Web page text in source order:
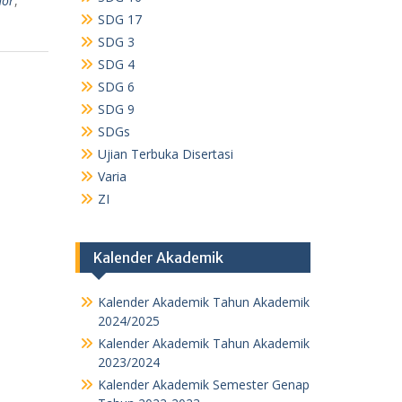
SDG 17
SDG 3
SDG 4
SDG 6
SDG 9
SDGs
Ujian Terbuka Disertasi
Varia
ZI
Kalender Akademik
Kalender Akademik Tahun Akademik
2024/2025
Kalender Akademik Tahun Akademik
2023/2024
Kalender Akademik Semester Genap